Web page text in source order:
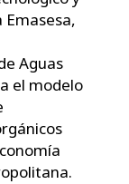
Aguas
el modelo